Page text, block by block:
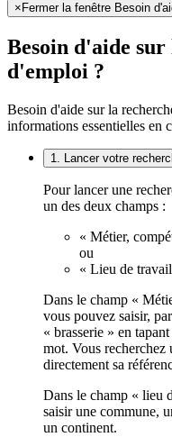
× Fermer la fenêtre Besoin
Besoin d'aide
d'emploi ?
Besoin d'aide sur la
informations essentielles en
1. Lancer votre
Pour lancer une
un des deux champs :
« Métier,
ou
« Lieu de
Dans le champ «
vous pouvez saisir,
« brasserie » en
mot. Vous recherchez
directement sa
Dans le champ « lieu
saisir une commune,
un continent.